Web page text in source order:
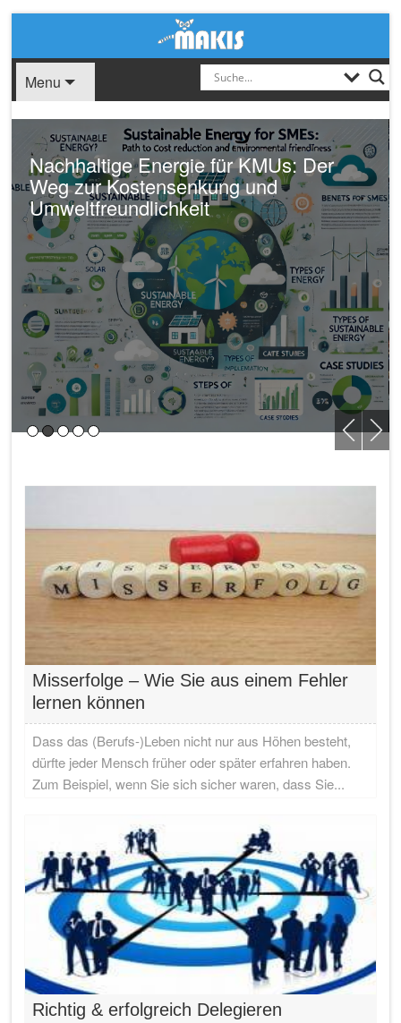
Menu
Nachhaltige Energie für KMUs: Der
Weg zur Kostensenkung und
Umweltfreundlichkeit
Misserfolge – Wie Sie aus einem Fehler
lernen können
Dass das (Berufs-)Leben nicht nur aus Höhen besteht,
dürfte jeder Mensch früher oder später erfahren haben.
Zum Beispiel, wenn Sie sich sicher waren, dass Sie...
Richtig & erfolgreich Delegieren